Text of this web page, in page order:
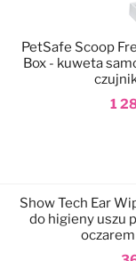
ulubionych
1
PetSafe Scoop
Box - kuweta
do ulubionych
Show Tech Ear
do higieny uszu